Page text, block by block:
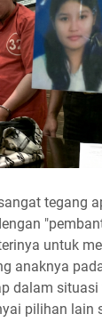
tegang
untuk
anaknya
dalam
pilihan lain